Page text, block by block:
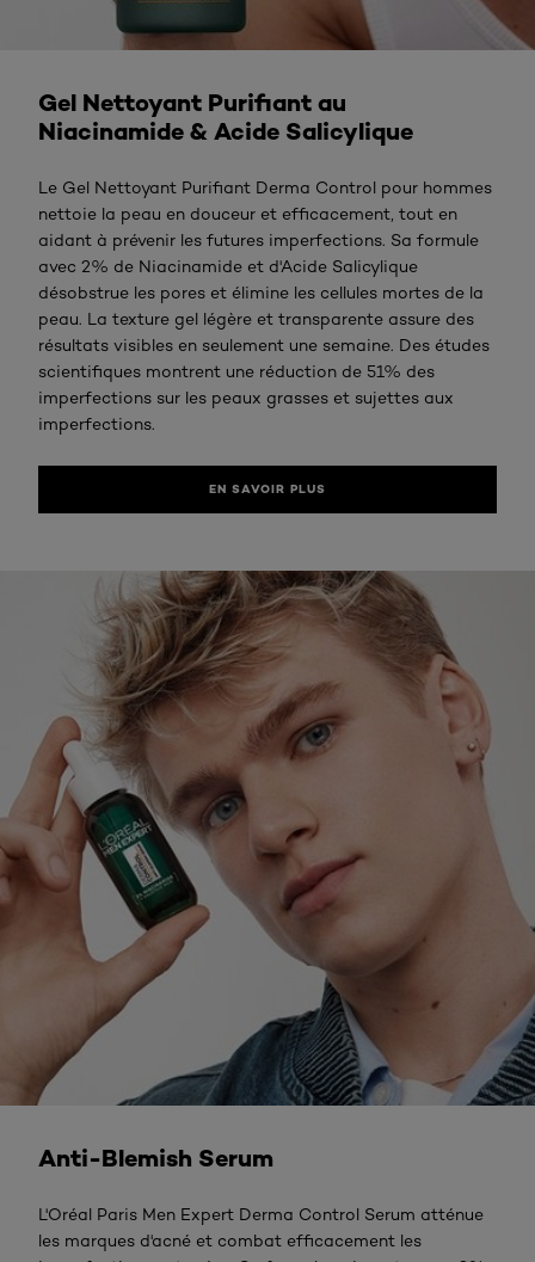
Gel Nettoyant Purifiant au
Niacinamide & Acide Salicylique
Le Gel Nettoyant Purifiant Derma Control pour hommes
nettoie la peau en douceur et efficacement, tout en
aidant à prévenir les futures imperfections. Sa formule
avec 2% de Niacinamide et d'Acide Salicylique
désobstrue les pores et élimine les cellules mortes de la
peau. La texture gel légère et transparente assure des
résultats visibles en seulement une semaine. Des études
scientifiques montrent une réduction de 51% des
imperfections sur les peaux grasses et sujettes aux
imperfections.
EN SAVOIR PLUS
Anti-Blemish Serum
L'Oréal Paris Men Expert Derma Control Serum atténue
les marques d'acné et combat efficacement les